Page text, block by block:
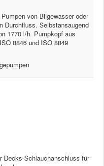
von Bilgewasser oder
Durchfluss. Selbstansaugend
1770 l/h. Pumpkopf aus
8846 und ISO 8849
Decks-Schlauchanschluss für